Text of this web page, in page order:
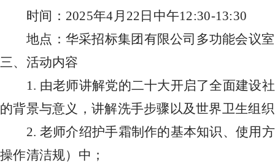
时间：2025年4月22日中午12:30-13:30
地点：华采招标集团有限公司多功能会议室
三、活动内容
1. 由老师讲解党的二十大开启了全面建设
的背景与意义，讲解洗手步骤以及世界卫生组
2. 老师介绍护手霜制作的基本知识、使用
操作清洁规）中；